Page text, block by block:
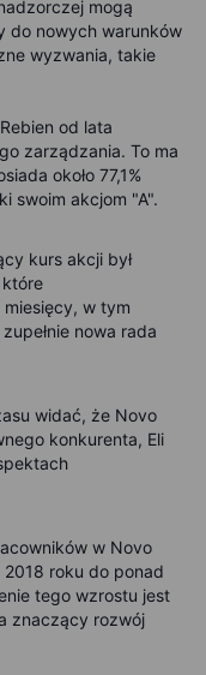
mogą
do nowych warunków
wyzwania, takie
od lata
zarządzania. To ma
około 77,1%
swoim akcjom "A".
kurs akcji był
w tym
nowa rada
widać, że Novo
konkurenta, Eli
w Novo
2018 roku do ponad
tego wzrostu jest
znaczący rozwój